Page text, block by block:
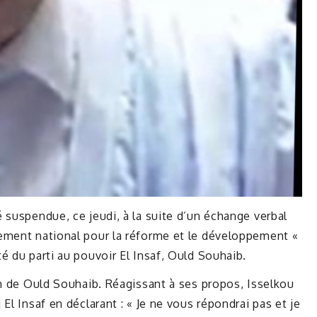
ce jeudi, à la suite d’un échange verbal
national pour la réforme et le développement «
du parti au pouvoir El Insaf, Ould Souhaib.
Ould Souhaib. Réagissant à ses propos, Isselkou
Insaf en déclarant : « Je ne vous répondrai pas et je